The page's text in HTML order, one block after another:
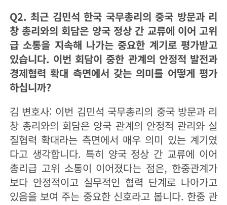
Q2. 최근 김민석 한국 국무총리의 중국 방문과 리
창 총리와의 회담은 양국 정상 간 교류에 이어 고위
급 소통을 지속해 나가는 중요한 계기로 평가받고
있습니다. 이번 회담이 중한 관계의 안정적 발전과
경제협력 확대 측면에서 갖는 의미를 어떻게 평가
하십니까?
김 변호사: 이번 김민석 국무총리의 중국 방문과 리
창 총리와의 회담은 양국 관계의 안정적 관리와 실
질협력 확대라는 측면에서 매우 의미 있는 계기였
다고 생각합니다. 특히 양국 정상 간 교류에 이어
총리급 고위 소통이 이어졌다는 점은, 한중관계가
보다 안정적이고 실무적인 협력 단계로 나아가고
있음을 보여 주는 중요한 신호라고 봅니다. 한중 관